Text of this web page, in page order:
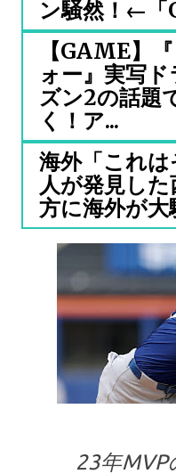
ン騒然！←「
【GAME】
ォー』実写
ズン2の話題
く！ア...
海外「これ
人が発見した
方に海外が大
23年MVP